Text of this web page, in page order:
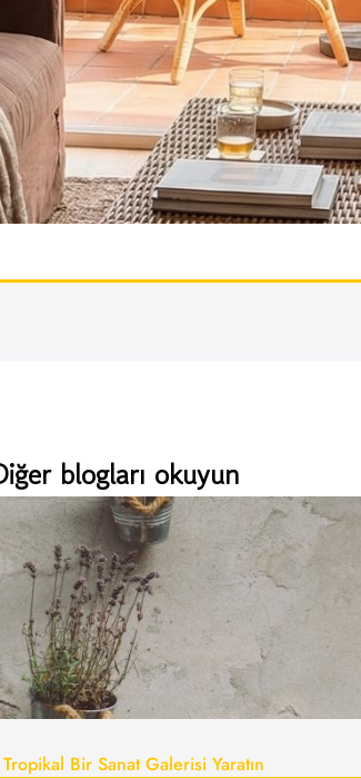
blogları okuyun
Bir Sanat Galerisi Yaratın